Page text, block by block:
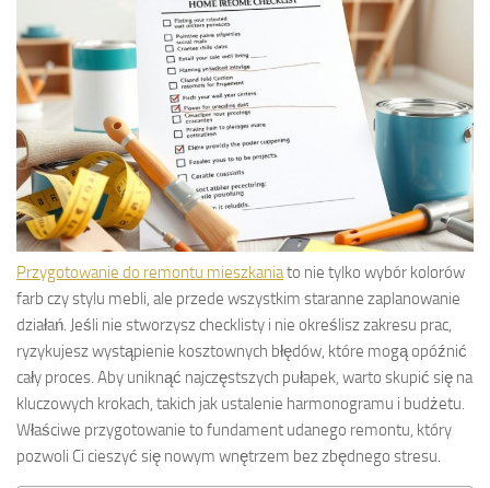
Przygotowanie do remontu mieszkaniato nie tylko wybór kolorów
farb czy stylu mebli, ale przede wszystkim staranne zaplanowanie
działań. Jeśli nie stworzysz checklisty i nie określisz zakresu prac,
ryzykujesz wystąpienie kosztownych błędów, które mogą opóźnić
cały proces. Aby uniknąć najczęstszych pułapek, warto skupić się na
kluczowych krokach, takich jak ustalenie harmonogramu i budżetu.
Właściwe przygotowanie to fundament udanego remontu, który
pozwoli Ci cieszyć się nowym wnętrzem bez zbędnego stresu.